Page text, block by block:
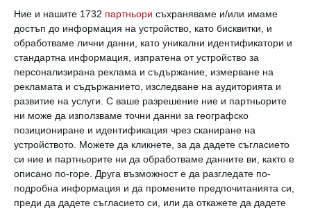
Ние и нашите 1732 партньори съхраняваме и/или имаме
достъп до информация на устройство, като бисквитки, и
обработваме лични данни, като уникални идентификатори и
стандартна информация, изпратена от устройство за
персонализирана реклама и съдържание, измерване на
рекламата и съдържанието, изследване на аудиторията и
развитие на услуги. С ваше разрешение ние и партньорите
ни може да използваме точни данни за географско
позициониране и идентификация чрез сканиране на
устройството. Можете да кликнете, за да дадете съгласието
си ние и партньорите ни да обработваме данните ви, както е
описано по-горе. Друга възможност е да разгледате по-
подробна информация и да промените предпочитанията си,
преди да дадете съгласието си, или да откажете да дадете
"Charles Sturt" помолили мъже на средна
възраст да направят три теста, за да
разберат как времето, по което се
провеждат тренировките, влияе
на апетита и съня.
Първият тест бил направен сутринта
между 6 и 7 часа, вторият - между 14 и 16, а
третият - от 19 до 21 часа. През всеки от
тези периоди мъжете изпълнявали
високоинтензивни тренировки на